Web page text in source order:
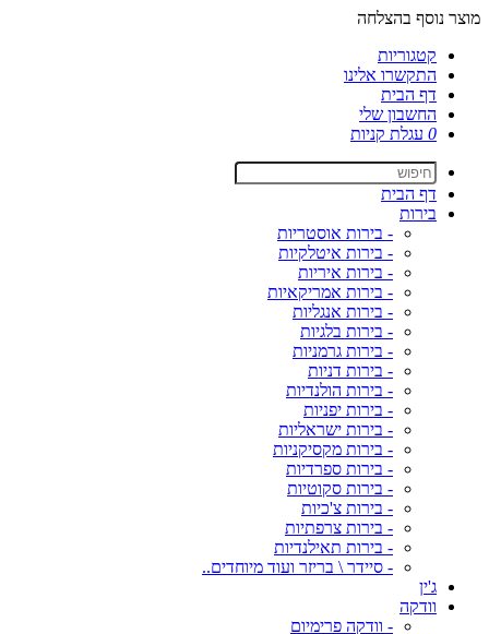
מוצר נוסף בהצלחה
קטגוריות
התקשרו אלינו
דף הבית
החשבון שלי
0 עגלת קניות
דף הבית
בירות
- בירות אוסטריות
- בירות איטלקיות
- בירות איריות
- בירות אמריקאיות
- בירות אנגליות
- בירות בלגיות
- בירות גרמניות
- בירות דניות
- בירות הולנדיות
- בירות יפניות
- בירות ישראליות
- בירות מקסיקניות
- בירות ספרדיות
- בירות סקוטיות
- בירות צ'כיות
- בירות צרפתיות
- בירות תאילנדיות
- סיידר \ בריזר ועוד מיוחדים..
ג'ין
וודקה
- וודקה פרימיום